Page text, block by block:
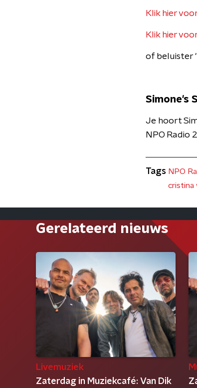
Klik hier
Klik hier
of beluister
Simone's
Je hoort
NPO Radio
Tags NPO
cristina
Gerelateerd nieuws
Livemuziek
Zaterdag in Muziekcafé: Van Dik